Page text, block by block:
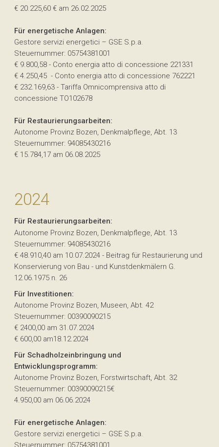
€ 20.225,60 € am 26.02.2025
Für energetische Anlagen:
Gestore servizi energetici – GSE S.p.a.
Steuernummer: 05754381001
€ 9.800,58 - Conto energia atto di concessione 221331
€ 4.250,45 - Conto energia atto di concessione 762221
€ 232.169,63 - Tariffa Omnicomprensiva atto di
concessione TO102678
Für Restaurierungsarbeiten:
Autonome Provinz Bozen, Denkmalpflege, Abt. 13
Steuernummer: 94085430216
€ 15.784,17 am 06.08.2025
2024
Für Restaurierungsarbeiten:
Autonome Provinz Bozen, Denkmalpflege, Abt. 13
Steuernummer: 94085430216
€ 48.910,40 am 10.07.2024 - Beitrag für Restaurierung und
Konservierung von Bau - und Kunstdenkmälern G.
12.06.1975 n. 26
Für Investitionen:
Autonome Provinz Bozen, Museen, Abt. 42
Steuernummer: 00390090215
€ 2400,00 am 31.07.2024
€ 600,00 am18.12.2024
Für Schadholzeinbringung und
Entwicklungsprogramm:
Autonome Provinz Bozen, Forstwirtschaft, Abt. 32
Steuernummer: 00390090215€
4.950,00 am 06.06.2024
Für energetische Anlagen:
Gestore servizi energetici – GSE S.p.a.